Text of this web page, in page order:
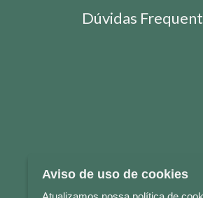
Dúvidas
Aviso de uso de cookies